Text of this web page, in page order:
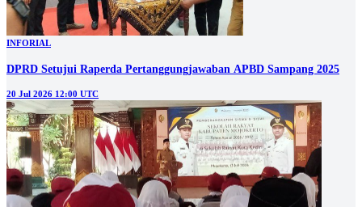
INFORIAL
DPRD Setujui Raperda Pertanggungjawaban APBD Sampang 2025
20 Jul 2026 12:00 UTC